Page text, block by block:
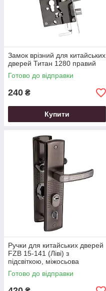
Замок врізний для китайських
дверей Титан 1280 правий
Готово до відправки
240 ₴
Купити
Ручки для китайських дверей
FZB 15-141 (Ліві) з
підсвіткою, міжосьова
відстань 68 мм
Готово до відправки